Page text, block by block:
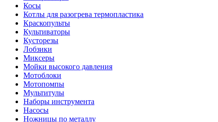
Косы
Котлы для разогрева термопластика
Краскопульты
Культиваторы
Кусторезы
Лобзики
Миксеры
Мойки высокого давления
Мотоблоки
Мотопомпы
Мультитулы
Наборы инструмента
Насосы
Ножницы по металлу